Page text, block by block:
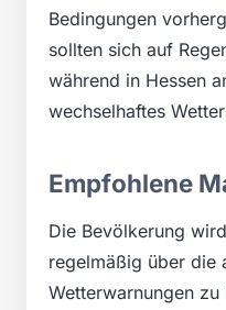
Bedingungen
sollten sich auf
während in Hessen
wechselhaftes
Empfohlene
Die Bevölkerung
regelmäßig über die
Wetterwarnungen